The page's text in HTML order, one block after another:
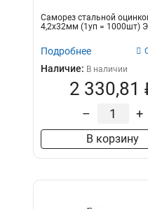
Саморез стальной
4,2x32мм (1уп = 1000шт)
Подробнее
Наличие: В наличии
2 330,81
– +
В корзину